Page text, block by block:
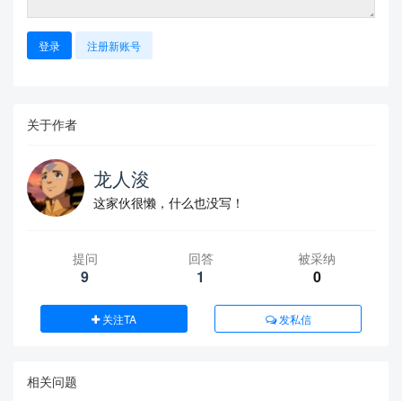
登录 注册新账号
关于作者
龙人浚
这家伙很懒，什么也没写！
提问
9
回答
1
被采纳
0
关注TA 发私信
相关问题